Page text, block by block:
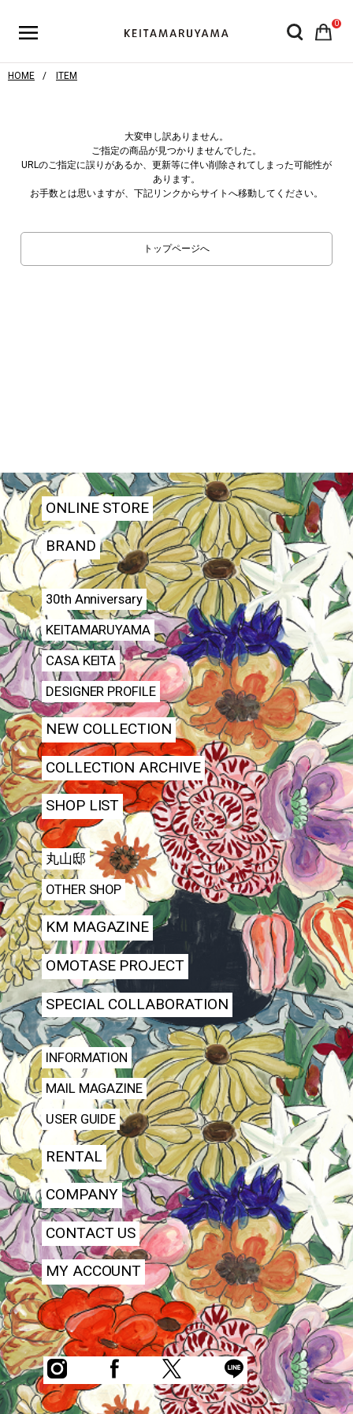
0
HOME ITEM
大変申し訳ありません。
ご指定の商品が見つかりませんでした。
URLのご指定に誤りがあるか、更新等に伴い削除されてしまった可能性が
あります。
お手数とは思いますが、下記リンクからサイトへ移動してください。
トップページへ
ONLINE STORE
BRAND
30th Anniversary
KEITAMARUYAMA
CASA KEITA
DESIGNER PROFILE
NEW COLLECTION
COLLECTION ARCHIVE
SHOP LIST
丸山邸
OTHER SHOP
KM MAGAZINE
OMOTASE PROJECT
SPECIAL COLLABORATION
INFORMATION
MAIL MAGAZINE
USER GUIDE
RENTAL
COMPANY
CONTACT US
MY ACCOUNT